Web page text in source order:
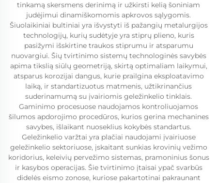
tinkamą skersmens derinimą ir užkirsti kelią šoniniam
judėjimui dinamiškomomis apkrovos sąlygomis.
Šiuolaikiniai bultiniai yra išvystyti iš pažangių metalurgijos
technologijų, kurių sudėtyje yra stiprų plieno, kuris
pasižymi išskirtine traukos stiprumu ir atsparumu
nuovargiui. Šių tvirtinimo sistemų technologinės savybės
apima tikslią siūlų geometriją, skirtą optimaliam laikymui,
atsparus korozijai dangus, kurie prailgina eksploatavimo
laiką, ir standartizuotus matmenis, užtikrinančius
suderinamumą su įvairiomis geležinkelio tinklais.
Gaminimo procesuose naudojamos kontroliuojamos
šilumos apdorojimo procedūros, kurios gerina mechanines
savybes, išlaikant nuoseklius kokybės standartus.
Geležinkelio varžtai yra plačiai naudojami įvairiuose
geležinkelio sektoriuose, įskaitant sunkias krovinių vežimo
koridorius, keleivių pervežimo sistemas, pramoninius šonus
ir kasybos operacijas. Šie tvirtinimo įtaisai ypač svarbūs
didelės eismo zonose, kuriose pakartotinai pakraunant